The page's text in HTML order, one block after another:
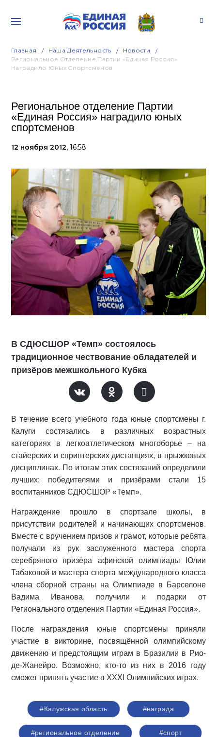
Главная Наша Деятельность
Новости
Региональное Отделение Партии «Единая Россия»
Наградило Юных Спортсменов
Региональное отделение Партии
«Единая Россия» наградило юных
спортсменов
12 ноября 2012, 16:58
В СДЮСШОР «Темп» состоялось
традиционное чествование обладателей и
призёров межшкольного Кубка
В течение всего учебного года юные спортсмены г.
Калуги состязались в различных возрастных
категориях в легкоатлетическом многоборье – на
стайерских и спринтерских дистанциях, в прыжковых
дисциплинах. По итогам этих состязаний определили
лучших: победителями и призёрами стали 15
воспитанников СДЮСШОР «Темп».
Награждение прошло в спортзале школы, в
присутствии родителей и начинающих спортсменов.
Вместе с вручением призов и грамот, которые ребята
получали из рук заслуженного мастера спорта
серебряного призёра афинской олимпиады Юлии
Табаковой и мастера спорта международного класса
члена сборной страны на Олимпиаде в Барселоне
Вадима Иванова, получили и подарки от
Регионального отделения Партии «Единая Россия».
После награждения юные спортсмены приняли
участие в викторине, посвящённой олимпийскому
движению и предстоящим играм в Бразилии в Рио-
де-Жанейро. Возможно, кто-то из них в 2016 году
сможет принять участие в XXXI Олимпийских играх.
#Калужская область #награда
#региональное отделение #спорт